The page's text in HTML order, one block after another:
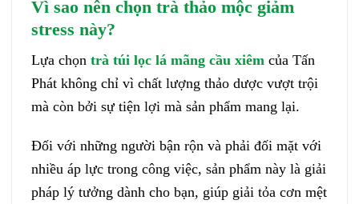
Vì sao nên chọn trà thảo mộc giảm
stress này?
Lựa chọn trà túi lọc lá mãng cầu xiêm của Tấn
Phát không chỉ vì chất lượng thảo dược vượt trội
mà còn bởi sự tiện lợi mà sản phẩm mang lại.
Đối với những người bận rộn và phải đối mặt với
nhiều áp lực trong công việc, sản phẩm này là giải
pháp lý tưởng dành cho bạn, giúp giải tỏa cơn mệt